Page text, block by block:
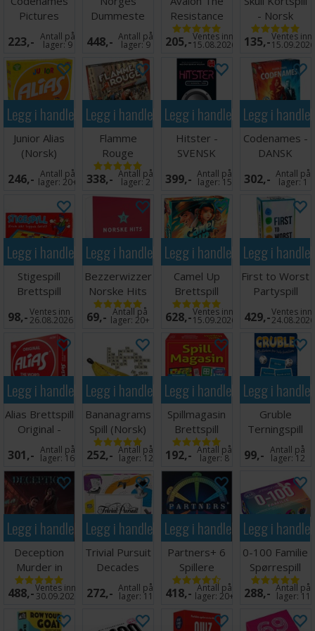
Pictures
Kortspill -
ENGELSK
223,- Antall på
lager:9
Dummeste
Deluxe
Brettspill
448,- Antall på
lager:9
Resistance
Kortspill
Norsk
205,-Ventes inn
15.08.2026
- Norsk
utgave
135,-Ventes inn
15.09.2026
Legg i handlekurven
Junior Alias
(Norsk)
Brettspill
246,- Antall på
lager: 20+
Legg i handlekurven
Flamme
Rouge
Brettspill -
Norsk
338,- Antall på
lager:2
Legg i handlekurven
Hitster -
SVENSK
399,- Antall på
lager: 15
Legg i
Codenames -
DANSK
302,- Antall på
lager:1
Legg i handlekurven
Stigespill
Brettspill
98,-Ventes inn
26.08.2026
Legg i handlekurven
Bezzerwizzer
Norske Hits
69,- Antall på
lager:20+
Legg i handlekurven
Camel Up
Brettspill
628,-Ventes inn
15.09.2026
Legg i
First to Worst
Partyspill
429,-Ventes inn
24.08.2026
Legg i handlekurven
Alias Brettspill
Original -
Engelsk
301,- Antall på
lager: 16
Legg i handlekurven
Bananagrams
Spill (Norsk)
252,- Antall på
lager: 12
Legg i handlekurven
Spillmagasin
Brettspill
192,- Antall på
lager:8
Legg i
Gruble
Terningspill
på norsk
99,- Antall på
lager: 12
Legg i handlekurven
Deception
Murder in
Hong Kong
Brettspill
488,-Ventes inn
30.09.2026
Legg i handlekurven
Trivial Pursuit
Decades
Brettspill
272,- Antall på
lager: 11
Legg i handlekurven
Partners+ 6
Spillere
Brettspill
418,- Antall på
lager:20+
Legg i
0-100 Familie
Spørrespill
288,- Antall på
lager: 11